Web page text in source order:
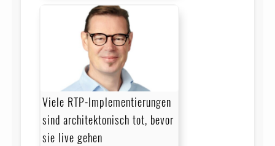
Viele RTP-Implementierungen
sind architektonisch tot, bevor
sie live gehen